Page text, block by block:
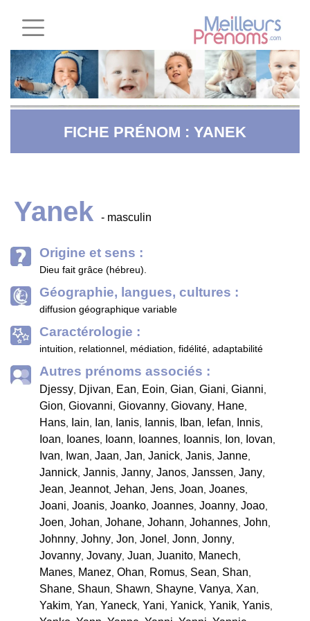
FICHE PRÉNOM : YANEK
Yanek - masculin
Origine et sens :
Dieu fait grâce (hébreu).
Géographie, langues, cultures :
diffusion géographique variable
Caractérologie :
intuition, relationnel, médiation, fidélité, adaptabilité
Autres prénoms associés :
Djessy, Djivan, Ean, Eoin, Gian, Giani, Gianni,
Gion, Giovanni, Giovanny, Giovany, Hane,
Hans, Iain, Ian, Ianis, Iannis, Iban, Iefan, Innis,
Ioan, Ioanes, Ioann, Ioannes, Ioannis, Ion, Iovan,
Ivan, Iwan, Jaan, Jan, Janick, Janis, Janne,
Jannick, Jannis, Janny, Janos, Janssen, Jany,
Jean, Jeannot, Jehan, Jens, Joan, Joanes,
Joani, Joanis, Joanko, Joannes, Joanny, Joao,
Joen, Johan, Johane, Johann, Johannes, John,
Johnny, Johny, Jon, Jonel , Jonn, Jonny,
Jovanny, Jovany, Juan, Juanito, Manech,
Manes, Manez, Ohan, Romus, Sean, Shan,
Shane, Shaun, Shawn, Shayne, Vanya, Xan,
Yakim, Yan, Yaneck, Yani, Yanick, Yanik, Yanis,